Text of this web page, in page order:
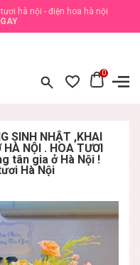
hà nội - điện hoa hà nội
0
SINH NHẬT ,KHAI
HÀ NỘI . HOA TƯƠI
tân gia ở Hà Nội !
Hà Nội